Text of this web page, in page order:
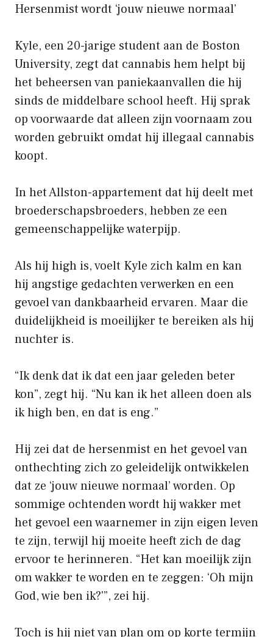
Hersenmist wordt ‘jouw nieuwe normaal’
Kyle, een 20-jarige student aan de Boston
University, zegt dat cannabis hem helpt bij
het beheersen van paniekaanvallen die hij
sinds de middelbare school heeft. Hij sprak
op voorwaarde dat alleen zijn voornaam zou
worden gebruikt omdat hij illegaal cannabis
koopt.
In het Allston-appartement dat hij deelt met
broederschapsbroeders, hebben ze een
gemeenschappelijke waterpijp.
Als hij high is, voelt Kyle zich kalm en kan
hij angstige gedachten verwerken en een
gevoel van dankbaarheid ervaren. Maar die
duidelijkheid is moeilijker te bereiken als hij
nuchter is.
“Ik denk dat ik dat een jaar geleden beter
kon”, zegt hij. “Nu kan ik het alleen doen als
ik high ben, en dat is eng.”
Hij zei dat de hersenmist en het gevoel van
onthechting zich zo geleidelijk ontwikkelen
dat ze ‘jouw nieuwe normaal’ worden. Op
sommige ochtenden wordt hij wakker met
het gevoel een waarnemer in zijn eigen leven
te zijn, terwijl hij moeite heeft zich de dag
ervoor te herinneren. “Het kan moeilijk zijn
om wakker te worden en te zeggen: ‘Oh mijn
God, wie ben ik?'”, zei hij.
Toch is hij niet van plan om op korte termijn